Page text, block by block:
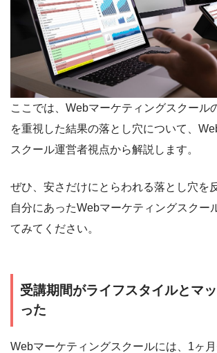
ここでは、Webマーケティングスクール
を重視した結果の落とし穴について、
スクール運営者視点から解説します。
ぜひ、安さだけにとらわれる落とし穴を
自分にあったWebマーケティングスクー
てみてください。
受講期間がライフスタイルとマ
った
Webマーケティングスクールには、1ヶ